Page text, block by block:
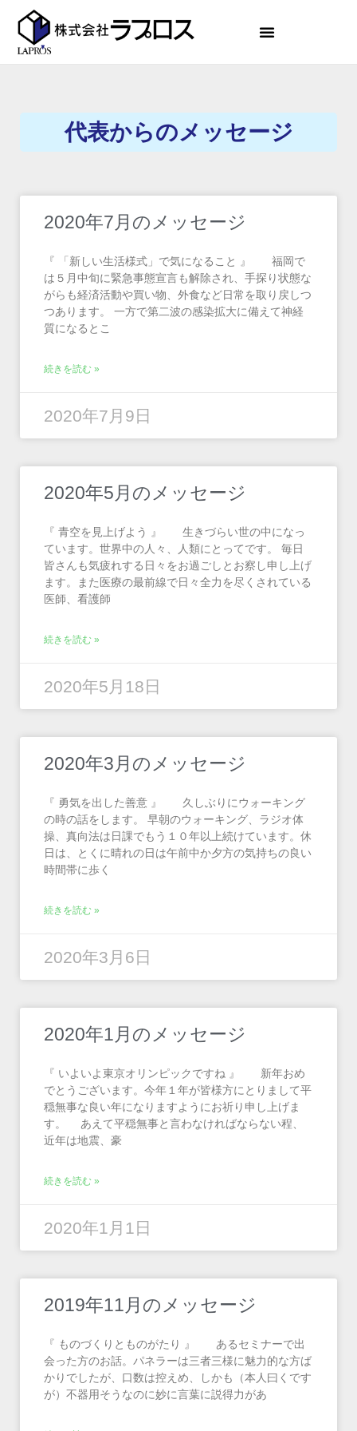
代表からのメッセージ
2020年7月のメッセージ
『 「新しい生活様式」で気になること 』 福岡で
は５月中旬に緊急事態宣言も解除され、手探り状態な
がらも経済活動や買い物、外食など日常を取り戻しつ
つあります。 一方で第二波の感染拡大に備えて神経
質になるとこ
続きを読む »
2020年7月9日
2020年5月のメッセージ
『 青空を見上げよう 』 生きづらい世の中になっ
ています。世界中の人々、人類にとってです。 毎日
皆さんも気疲れする日々をお過ごしとお察し申し上げ
ます。また医療の最前線で日々全力を尽くされている
医師、看護師
続きを読む »
2020年5月18日
2020年3月のメッセージ
『 勇気を出した善意 』 久しぶりにウォーキング
の時の話をします。 早朝のウォーキング、ラジオ体
操、真向法は日課でもう１０年以上続けています。休
日は、とくに晴れの日は午前中か夕方の気持ちの良い
時間帯に歩く
続きを読む »
2020年3月6日
2020年1月のメッセージ
『 いよいよ東京オリンピックですね 』 新年おめ
でとうございます。今年１年が皆様方にとりまして平
穏無事な良い年になりますようにお祈り申し上げま
す。 あえて平穏無事と言わなければならない程、
近年は地震、豪
続きを読む »
2020年1月1日
2019年11月のメッセージ
『 ものづくりとものがたり 』 あるセミナーで出
会った方のお話。パネラーは三者三様に魅力的な方ば
かりでしたが、口数は控えめ、しかも（本人曰くです
が）不器用そうなのに妙に言葉に説得力があ